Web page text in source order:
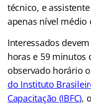
técnico, e
apenas nível médio
Interessados
horas e 59 minutos
observado horário
do Instituto B
Capacitação (IBFC),